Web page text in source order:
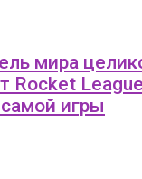
мира
Rocket
игры